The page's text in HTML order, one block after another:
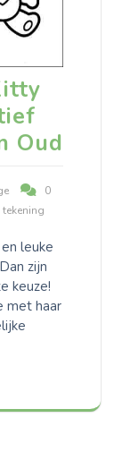
Oud
0
tekening
leuke
zijn
keuze!
met haar